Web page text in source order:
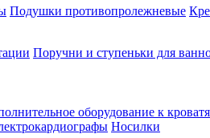
Подушки противопролежневые
Поручни и ступеньки для
оборудование к
Носилки